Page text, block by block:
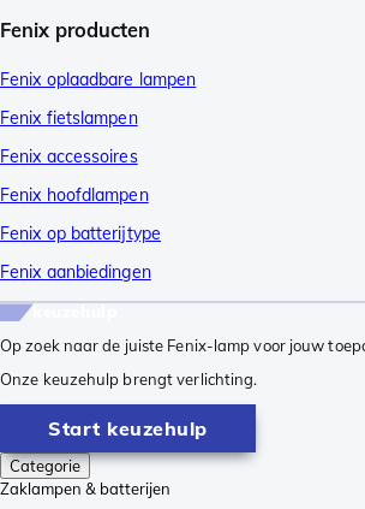
Fenix producten
Fenix oplaadbare lampen
Fenix fietslampen
Fenix accessoires
Fenix hoofdlampen
Fenix op batterijtype
Fenix aanbiedingen
Op zoek naar de juiste Fenix-lamp voor jouw
Onze keuzehulp brengt verlichting.
Start keuzehulp
Categorie
Zaklampen & batterijen